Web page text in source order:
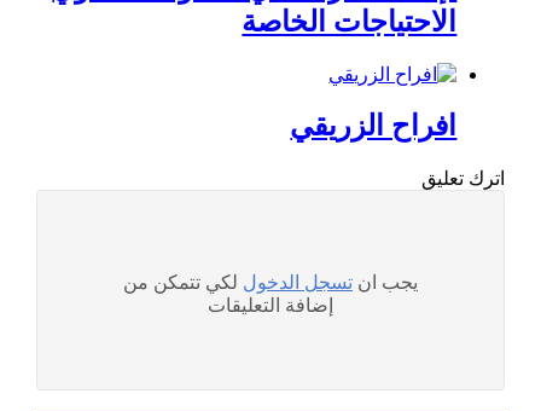
الاحتياجات الخاصة
افراح الزريقي
اترك تعليق
يجب ان تسجل الدخول لكي تتمكن من
إضافة التعليقات